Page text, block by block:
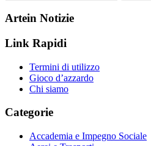
Artein Notizie
Link Rapidi
Termini di utilizzo
Gioco d’azzardo
Chi siamo
Categorie
Accademia e Impegno Sociale